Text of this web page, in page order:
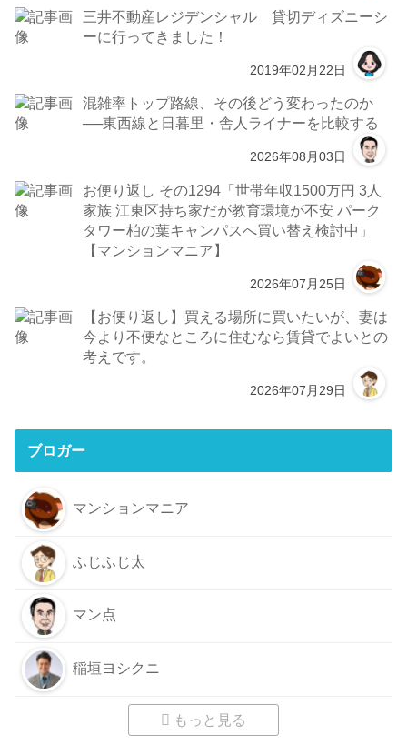
三井不動産レジデンシャル 貸切ディズニーシ
ーに行ってきました！
2019年02月22日
混雑率トップ路線、その後どう変わったのか
──東西線と日暮里・舎人ライナーを比較する
2026年08月03日
お便り返し その1294「世帯年収1500万円 3人
家族 江東区持ち家だが教育環境が不安 パーク
タワー柏の葉キャンパスへ買い替え検討中」
【マンションマニア】
2026年07月25日
【お便り返し】買える場所に買いたいが、妻は
今より不便なところに住むなら賃貸でよいとの
考えです。
2026年07月29日
ブロガー
マンションマニア
ふじふじ太
マン点
稲垣ヨシクニ
もっと見る